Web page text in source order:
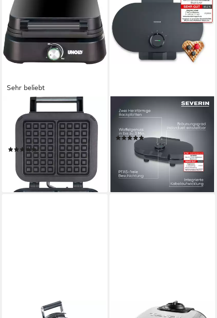
Sehr beliebt
Waffeleisen 48275, 1500 W,
Belgisches Waffeleisen
Brüssel
(23)
ab 46,49 € UVP 69,99 €
-34%
lieferbar - in 1-2 Werktagen bei dir
Waffeleisen WA 2118, 1200
W
(6)
UVP69,99 €
lieferbar - in 3-4 Werktagen bei dir